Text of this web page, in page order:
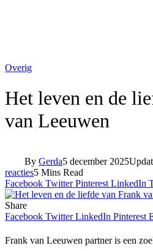
Overig
Het leven en de
van Leeuwen
By Gerda5 december 2025
reacties5 Mins Read
Facebook Twitter Pinterest LinkedIn
Share
Facebook Twitter LinkedIn Pinterest
Frank van Leeuwen partner is een